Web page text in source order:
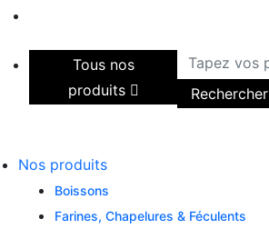
Tous nos
produits
Rechercher
Nos produits
Boissons
Farines, Chapelures & Féculents